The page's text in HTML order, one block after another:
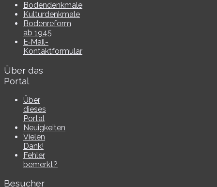
Bodendenkmale
Kulturdenkmale
Bodenreform
ab 1945
E‑Mail-​​
Kontaktformular
Über das
Portal
Über
dieses
Portal
Neuigkeiten
Vielen
Dank!
Fehler
bemerkt?
Besucher